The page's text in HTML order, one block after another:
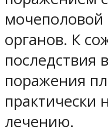
мочеполовой
органов. К
последствия
поражения
практически
лечению.